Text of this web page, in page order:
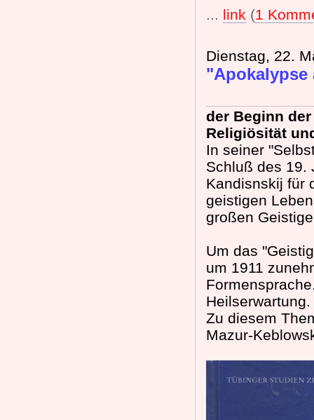
... link (1
Dienstag, 22.
der Beginn
Religiösität
In seiner
Schluß des 19.
Kandisnskij für
geistigen
großen
Um das
um 1911
Zu diesem
Mazur-